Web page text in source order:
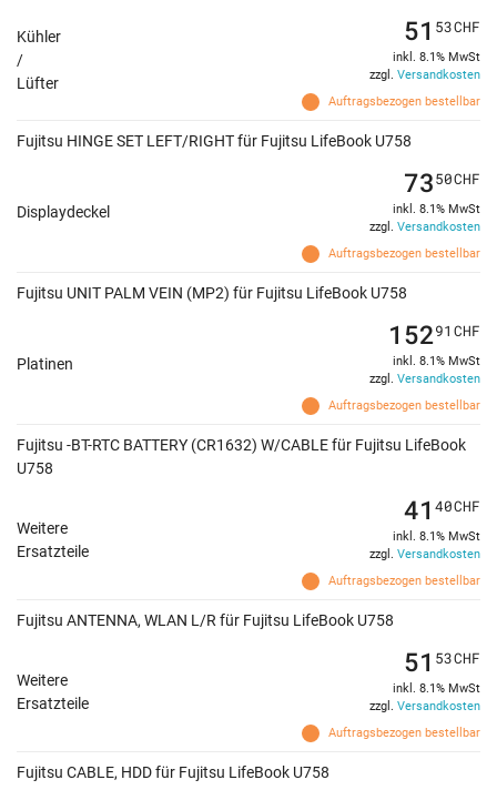
Kühler
/
Lüfter
Auftragsbezogen bestellbar
51 53CHF
inkl. 8.1% MwSt
zzgl. Versandkosten
Fujitsu HINGE SET LEFT/RIGHT für Fujitsu LifeBook U758
Displaydeckel
Auftragsbezogen bestellbar
7350CHF
inkl. 8.1% MwSt
zzgl. Versandkosten
Fujitsu UNIT PALM VEIN (MP2) für Fujitsu LifeBook U758
Platinen
Auftragsbezogen bestellbar
15291 CHF
inkl. 8.1% MwSt
zzgl. Versandkosten
Fujitsu -BT-RTC BATTERY (CR1632) W/CABLE für Fujitsu LifeBook
U758
Weitere
Ersatzteile
Auftragsbezogen bestellbar
41 40CHF
inkl. 8.1% MwSt
zzgl. Versandkosten
Fujitsu ANTENNA, WLAN L/R für Fujitsu LifeBook U758
Weitere
Ersatzteile
Auftragsbezogen bestellbar
51 53CHF
inkl. 8.1% MwSt
zzgl. Versandkosten
Fujitsu CABLE, HDD für Fujitsu LifeBook U758